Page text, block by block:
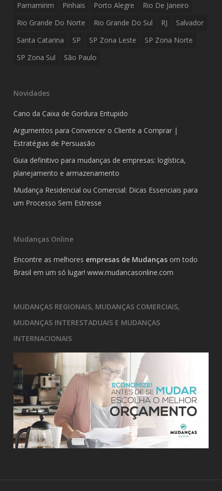
Parnamirim
Pinhais Porto Alegre
Rio De Janeiro
Rio Grande Do Norte
Rio Grande Do Sul RJ
Salvador
Santa Catarina
SP SP Zona Leste
SP Zona Norte
SP Zona Sul
São Paulo
Novidades
Cano da Caixa de Gordura Entupido
Argumentos para Convencer o Cliente a Comprar |
Estratégias de Persuasão
Guia definitivo para mudanças de empresas: logística,
planejamento e armazenamento
Mudança Residencial ou Comercial: Dicas Essenciais para
um Processo Sem Estresse
Mudanças Online
Encontre as melhores empresas de Mudançasom todo
Brasil em um só lugar! www.mudancasonline.com
MUDANÇAS REGIONAIS, MUDANÇAS COMERCIAIS,
MUDANÇAS INTERESTADUAIS E MUDANÇAS
INTERNACIONAIS